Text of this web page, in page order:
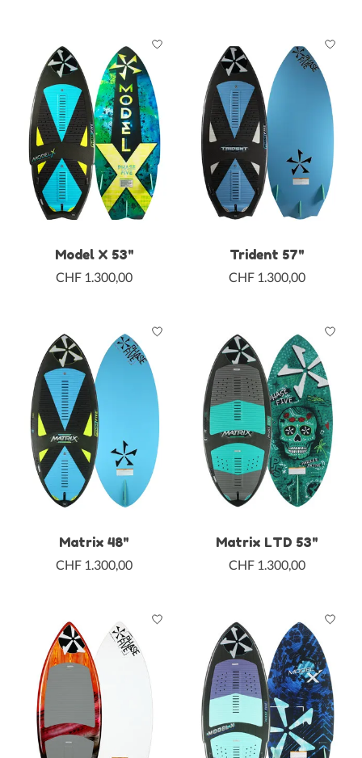
Model X 53"
CHF 1.300,00
Trident 57"
CHF 1.300,00
Matrix 48"
CHF 1.300,00
Matrix LTD 53"
CHF 1.300,00